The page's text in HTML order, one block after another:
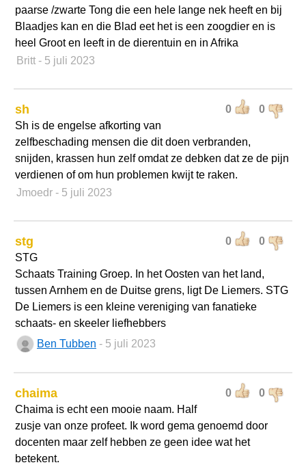
paarse /zwarte Tong die een hele lange nek heeft en bij
Blaadjes kan en die Blad eet het is een zoogdier en is
heel Groot en leeft in de dierentuin en in Afrika
Britt - 5 juli 2023
0 0
sh
Sh is de engelse afkorting van
zelfbeschading mensen die dit doen verbranden,
snijden, krassen hun zelf omdat ze debken dat ze de pijn
verdienen of om hun problemen kwijt te raken.
Jmoedr - 5 juli 2023
0 0
stg
STG
Schaats Training Groep. In het Oosten van het land,
tussen Arnhem en de Duitse grens, ligt De Liemers. STG
De Liemers is een kleine vereniging van fanatieke
schaats- en skeeler liefhebbers
Ben Tubben - 5 juli 2023
0 0
chaima
Chaima is echt een mooie naam. Half
zusje van onze profeet. Ik word gema genoemd door
docenten maar zelf hebben ze geen idee wat het
betekent.